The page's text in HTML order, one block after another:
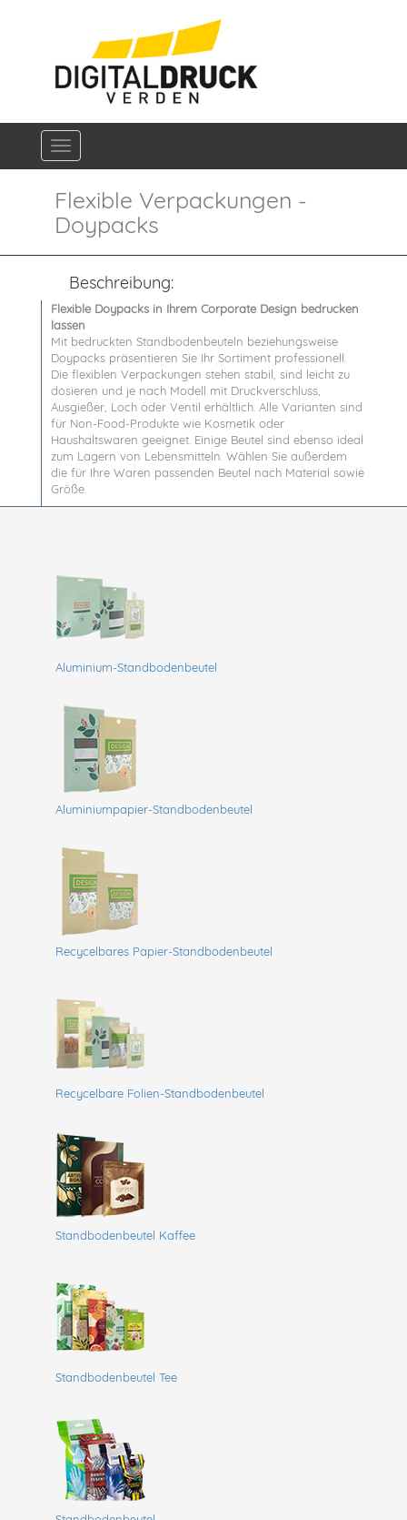
Navigation ein-/ausblenden
Flexible Verpackungen -
Doypacks
Beschreibung:
Flexible Doypacks in Ihrem Corporate Design bedrucken
lassen
Mit bedruckten Standbodenbeuteln beziehungsweise
Doypacks präsentieren Sie Ihr Sortiment professionell.
Die flexiblen Verpackungen stehen stabil, sind leicht zu
dosieren und je nach Modell mit Druckverschluss,
Ausgießer, Loch oder Ventil erhältlich. Alle Varianten sind
für Non-Food-Produkte wie Kosmetik oder
Haushaltswaren geeignet. Einige Beutel sind ebenso ideal
zum Lagern von Lebensmitteln. Wählen Sie außerdem
die für Ihre Waren passenden Beutel nach Material sowie
Größe.
Aluminium-Standbodenbeutel
Aluminiumpapier-Standbodenbeutel
Recycelbares Papier-Standbodenbeutel
Recycelbare Folien-Standbodenbeutel
Standbodenbeutel Kaffee
Standbodenbeutel Tee